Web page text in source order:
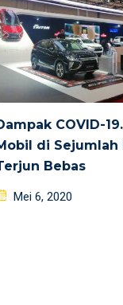
COVID-
di Sejumlah
Bebas
Posted
Mei 6, 2020